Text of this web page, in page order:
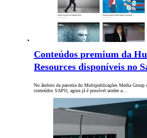
Conteúdos premium da
Resources disponíveis no
No âmbito da parceria do Multipublicações Media Group
conteúdos SAPO, agora já é possível aceder a…